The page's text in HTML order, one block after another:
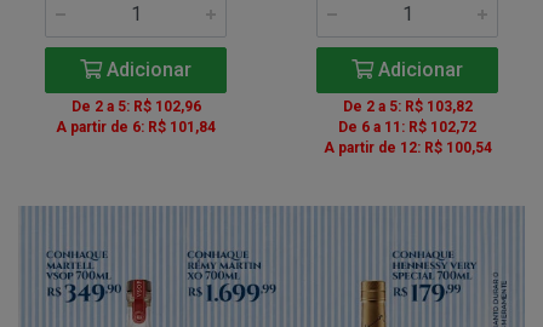
Adicionar
De 2 a 5: R$ 102,96
A partir de 6: R$ 101,84
Adicionar
De 2 a 5: R$ 103,82
De 6 a 11: R$ 102,72
A partir de 12: R$ 100,54